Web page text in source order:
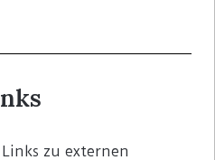
zu externen